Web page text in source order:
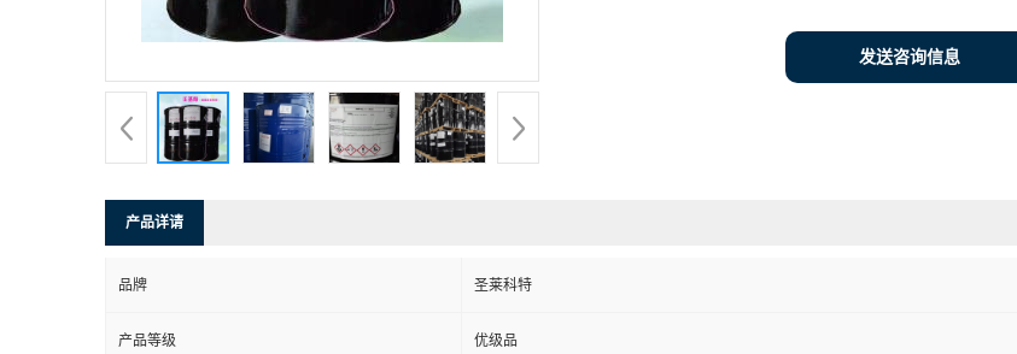
发送咨询信息
产品详请
品牌 圣莱科特
产品等级 优级品